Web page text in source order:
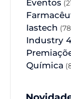
Eventos
Iastech
Industry
Química